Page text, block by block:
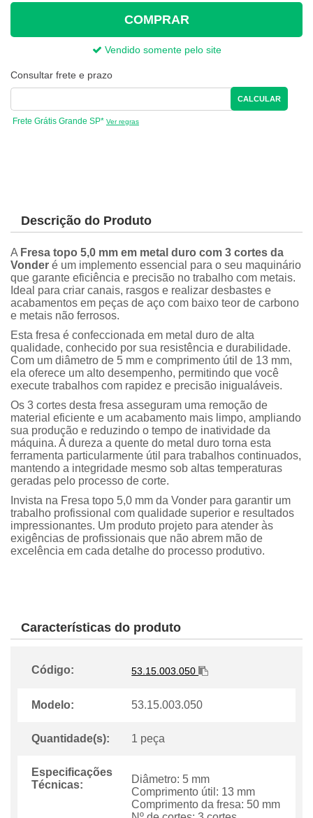
COMPRAR
Vendido somente pelo site
Consultar frete e prazo
CALCULAR
Frete Grátis Grande SP* Ver regras
Descrição do Produto
A Fresa topo 5,0 mm em metal duro com 3 cortes da
Vonder é um implemento essencial para o seu maquinário
que garante eficiência e precisão no trabalho com metais.
Ideal para criar canais, rasgos e realizar desbastes e
acabamentos em peças de aço com baixo teor de carbono
e metais não ferrosos.
Esta fresa é confeccionada em metal duro de alta
qualidade, conhecido por sua resistência e durabilidade.
Com um diâmetro de 5 mm e comprimento útil de 13 mm,
ela oferece um alto desempenho, permitindo que você
execute trabalhos com rapidez e precisão inigualáveis.
Os 3 cortes desta fresa asseguram uma remoção de
material eficiente e um acabamento mais limpo, ampliando
sua produção e reduzindo o tempo de inatividade da
máquina. A dureza a quente do metal duro torna esta
ferramenta particularmente útil para trabalhos continuados,
mantendo a integridade mesmo sob altas temperaturas
geradas pelo processo de corte.
Invista na Fresa topo 5,0 mm da Vonder para garantir um
trabalho profissional com qualidade superior e resultados
impressionantes. Um produto projeto para atender às
exigências de profissionais que não abrem mão de
excelência em cada detalhe do processo produtivo.
Características do produto
Código: 53.15.003.050
Modelo: 53.15.003.050
Quantidade(s): 1 peça
Especificações
Técnicas:
Diâmetro: 5 mm
Comprimento útil: 13 mm
Comprimento da fresa: 50 mm